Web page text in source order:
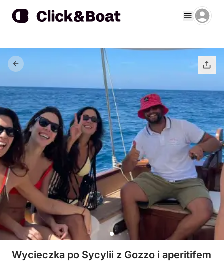
Wycieczka po Sycylii z Gozzo i aperitifem